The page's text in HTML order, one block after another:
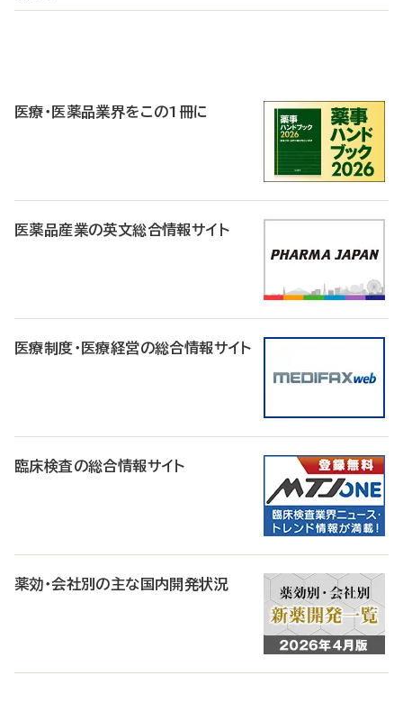
医療・医薬品業界をこの1冊に
医薬品産業の英文総合情報サイト
医療制度・医療経営の総合情報サイト
臨床検査の総合情報サイト
薬効・会社別の主な国内開発状況